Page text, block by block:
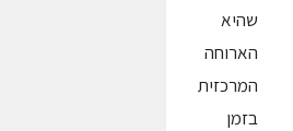
שהיא
הארוחה
המרכזית
בזמן